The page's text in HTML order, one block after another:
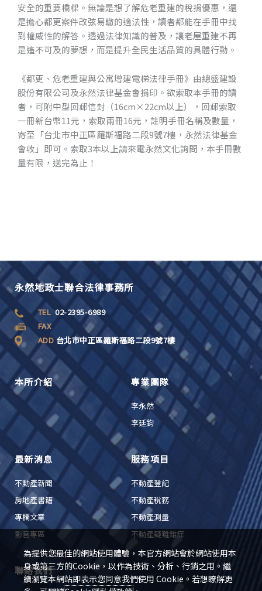
安全的重要橋樑。無論是想了解危老重建的稅捐優惠，還
是擔心都更案件改弦易轍的適法性，讀者都能在手冊中找
到權威性的解答。透過法律知識的普及，讓老屋重建不再
是遙不可及的夢想，而是提升全民生活品質的具體行動。
《都更、危老重建與公寓增建電梯法律手冊》由總盛建設
股份有限公司及永然法律基金會捐印。欲索取本手冊的讀
者，可附中型回郵信封（16cm×22cm以上），回郵索取
一冊新台幣11元，索取兩冊16元，註明手冊名稱及數量，
寄至「台北市中正區羅斯福路二段9號7樓，永然法律基金
會收」即可。索取3本以上請來電永然文化詢問，本手冊數
量有限，送完為止！
永然地政士聯合法律事務所
TEL02-2395-6989
FAX
ADD台北市中正區羅斯福路二段9號7樓
本所介紹 專業團隊
李永然
李廷鈞
最新消息
不動產新聞
房地產書籍
專欄文章
影音專區
服務項目
不動產登記
不動產稅務
不動產測量
不動產疑難雜症
聯絡我們
為提供您最佳的網站使用體驗，本官方網站會於網站使用本
身或第三方的Cookie，以作為技術、分析、行銷之用。繼
續瀏覽本網站即表示您同意我們使用 Cookie。若想瞭解更